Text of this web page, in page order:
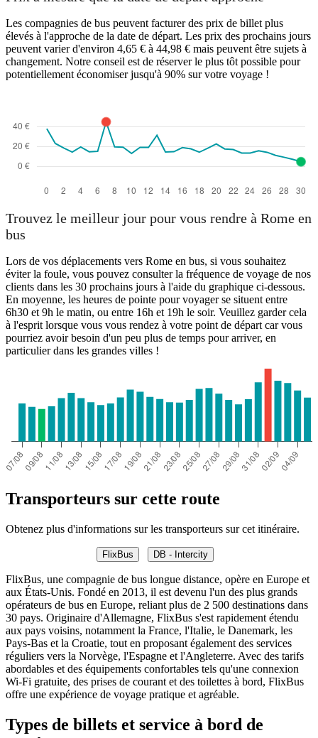
Les compagnies de bus peuvent facturer des prix de billet plus
élevés à l'approche de la date de départ. Les prix des prochains jours
peuvent varier d'environ 4,65 € à 44,98 € mais peuvent être sujets à
changement. Notre conseil est de réserver le plus tôt possible pour
potentiellement économiser jusqu'à 90% sur votre voyage !
Trouvez le meilleur jour pour vous rendre à Rome en
bus
Lors de vos déplacements vers Rome en bus, si vous souhaitez
éviter la foule, vous pouvez consulter la fréquence de voyage de nos
clients dans les 30 prochains jours à l'aide du graphique ci-dessous.
En moyenne, les heures de pointe pour voyager se situent entre
6h30 et 9h le matin, ou entre 16h et 19h le soir. Veuillez garder cela
à l'esprit lorsque vous vous rendez à votre point de départ car vous
pourriez avoir besoin d'un peu plus de temps pour arriver, en
particulier dans les grandes villes !
Transporteurs sur cette route
Obtenez plus d'informations sur les transporteurs sur cet itinéraire.
FlixBus DB - Intercity
FlixBus, une compagnie de bus longue distance, opère en Europe et
aux États-Unis. Fondé en 2013, il est devenu l'un des plus grands
opérateurs de bus en Europe, reliant plus de 2 500 destinations dans
30 pays. Originaire d'Allemagne, FlixBus s'est rapidement étendu
aux pays voisins, notamment la France, l'Italie, le Danemark, les
Pays-Bas et la Croatie, tout en proposant également des services
réguliers vers la Norvège, l'Espagne et l'Angleterre. Avec des tarifs
abordables et des équipements confortables tels qu'une connexion
Wi-Fi gratuite, des prises de courant et des toilettes à bord, FlixBus
offre une expérience de voyage pratique et agréable.
Types de billets et service à bord de